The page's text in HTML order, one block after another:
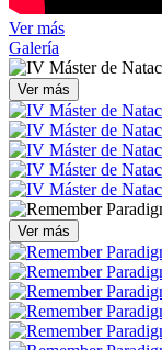
Ver más
Galería
Ver más
Ver más